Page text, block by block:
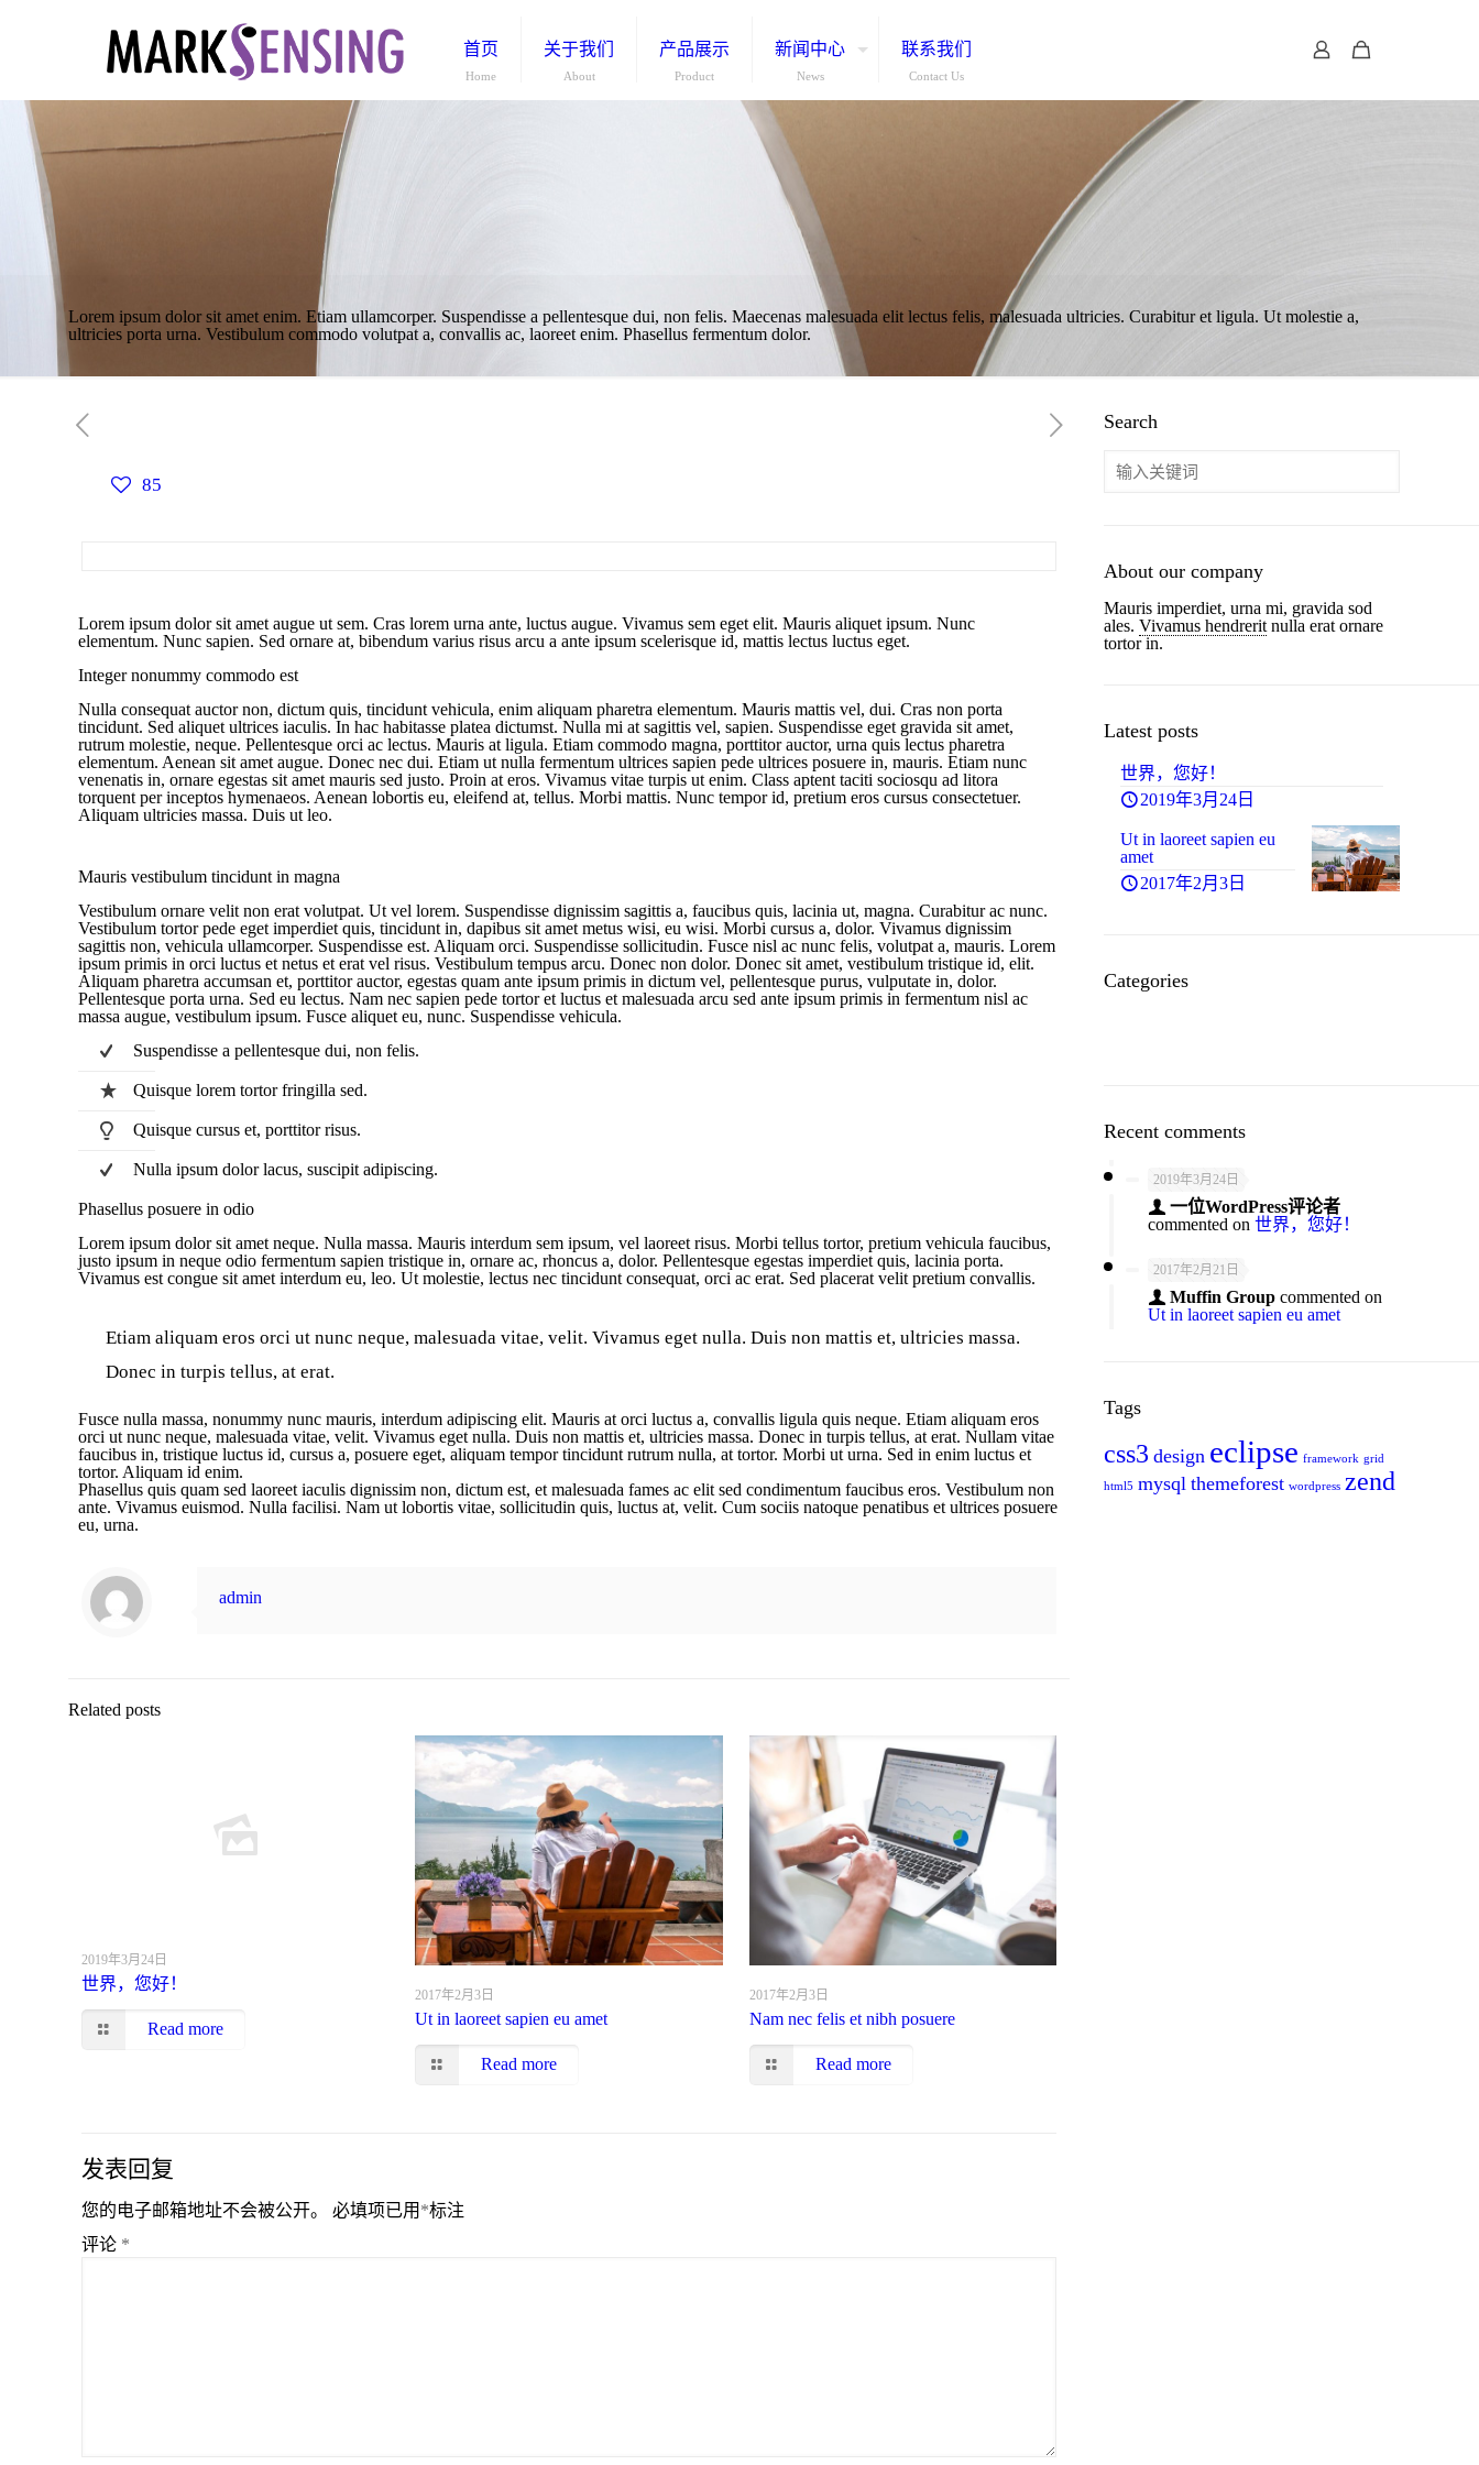
首页
Home
关于我们
About
产品展示
Product
新闻中心
News
联系我们
Contact Us
Lorem ipsum dolor sit amet enim. Etiam ullamcorper. Suspendisse a pellentesque dui, non felis. Maecenas malesuada elit lectus felis, malesuada ultricies. Curabitur et ligula. Ut molestie a,
ultricies porta urna. Vestibulum commodo volutpat a, convallis ac, laoreet enim. Phasellus fermentum dolor.
85
Lorem ipsum dolor sit amet augue ut sem. Cras lorem urna ante, luctus augue. Vivamus sem eget elit. Mauris aliquet ipsum. Nunc
elementum. Nunc sapien. Sed ornare at, bibendum varius risus arcu a ante ipsum scelerisque id, mattis lectus luctus eget.
Integer nonummy commodo est
Nulla consequat auctor non, dictum quis, tincidunt vehicula, enim aliquam pharetra elementum. Mauris mattis vel, dui. Cras non porta
tincidunt. Sed aliquet ultrices iaculis. In hac habitasse platea dictumst. Nulla mi at sagittis vel, sapien. Suspendisse eget gravida sit amet,
rutrum molestie, neque. Pellentesque orci ac lectus. Mauris at ligula. Etiam commodo magna, porttitor auctor, urna quis lectus pharetra
elementum. Aenean sit amet augue. Donec nec dui. Etiam ut nulla fermentum ultrices sapien pede ultrices posuere in, mauris. Etiam nunc
venenatis in, ornare egestas sit amet mauris sed justo. Proin at eros. Vivamus vitae turpis ut enim. Class aptent taciti sociosqu ad litora
torquent per inceptos hymenaeos. Aenean lobortis eu, eleifend at, tellus. Morbi mattis. Nunc tempor id, pretium eros cursus consectetuer.
Aliquam ultricies massa. Duis ut leo.
Mauris vestibulum tincidunt in magna
Vestibulum ornare velit non erat volutpat. Ut vel lorem. Suspendisse dignissim sagittis a, faucibus quis, lacinia ut, magna. Curabitur ac nunc.
Vestibulum tortor pede eget imperdiet quis, tincidunt in, dapibus sit amet metus wisi, eu wisi. Morbi cursus a, dolor. Vivamus dignissim
sagittis non, vehicula ullamcorper. Suspendisse est. Aliquam orci. Suspendisse sollicitudin. Fusce nisl ac nunc felis, volutpat a, mauris. Lorem
ipsum primis in orci luctus et netus et erat vel risus. Vestibulum tempus arcu. Donec non dolor. Donec sit amet, vestibulum tristique id, elit.
Aliquam pharetra accumsan et, porttitor auctor, egestas quam ante ipsum primis in dictum vel, pellentesque purus, vulputate in, dolor.
Pellentesque porta urna. Sed eu lectus. Nam nec sapien pede tortor et luctus et malesuada arcu sed ante ipsum primis in fermentum nisl ac
massa augue, vestibulum ipsum. Fusce aliquet eu, nunc. Suspendisse vehicula.
Suspendisse a pellentesque dui, non felis.
Quisque lorem tortor fringilla sed.
Quisque cursus et, porttitor risus.
Nulla ipsum dolor lacus, suscipit adipiscing.
Phasellus posuere in odio
Lorem ipsum dolor sit amet neque. Nulla massa. Mauris interdum sem ipsum, vel laoreet risus. Morbi tellus tortor, pretium vehicula faucibus,
justo ipsum in neque odio fermentum sapien tristique in, ornare ac, rhoncus a, dolor. Pellentesque egestas imperdiet quis, lacinia porta.
Vivamus est congue sit amet interdum eu, leo. Ut molestie, lectus nec tincidunt consequat, orci ac erat. Sed placerat velit pretium convallis.
Etiam aliquam eros orci ut nunc neque, malesuada vitae, velit. Vivamus eget nulla. Duis non mattis et, ultricies massa.
Donec in turpis tellus, at erat.
Fusce nulla massa, nonummy nunc mauris, interdum adipiscing elit. Mauris at orci luctus a, convallis ligula quis neque. Etiam aliquam eros
orci ut nunc neque, malesuada vitae, velit. Vivamus eget nulla. Duis non mattis et, ultricies massa. Donec in turpis tellus, at erat. Nullam vitae
faucibus in, tristique luctus id, cursus a, posuere eget, aliquam tempor tincidunt rutrum nulla, at tortor. Morbi ut urna. Sed in enim luctus et
tortor. Aliquam id enim.
Phasellus quis quam sed laoreet iaculis dignissim non, dictum est, et malesuada fames ac elit sed condimentum faucibus eros. Vestibulum non
ante. Vivamus euismod. Nulla facilisi. Nam ut lobortis vitae, sollicitudin quis, luctus at, velit. Cum sociis natoque penatibus et ultrices posuere
eu, urna.
admin
Related posts
2019年3月24日
世界，您好！
Read more
2017年2月3日
Ut in laoreet sapien eu amet
Read more
2017年2月3日
Nam nec felis et nibh posuere
Read more
发表回复
您的电子邮箱地址不会被公开。 必填项已用 *标注
评论 *
Search
About our company
Mauris imperdiet, urna mi, gravida sod
ales. Vivamus hendrerit nulla erat ornare
tortor in.
Latest posts
世界，您好！
2019年3月24日
5
Ut in laoreet sapien eu
amet
2017年2月3日
Categories
Recent comments
2019年3月24日
一位WordPress评论者
commented on 世界，您好！
2017年2月21日
Muffin Group commented on
Ut in laoreet sapien eu amet
Tags
css3 design eclipse framework grid
html5 mysql themeforest wordpress zend